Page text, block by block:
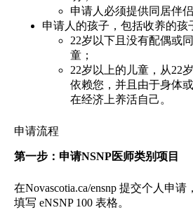
申请人必须提供同居伴
申请人的孩子，包括收养的孩
22岁以下且没有配偶或
童；
22岁以上的儿童，从22
依赖您，并且由于身体
在经济上养活自己。
申请流程
第一步：申请NSNP医师类别项目
在Novascotia.ca/ensnp 提交个人申
填写 eNSNP 100 表格。